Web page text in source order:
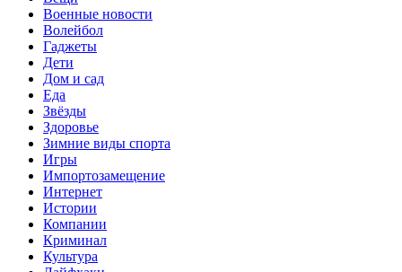
Военные новости
Волейбол
Гаджеты
Дети
Дом и сад
Еда
Звёзды
Здоровье
Зимние виды спорта
Игры
Импортозамещение
Интернет
Истории
Компании
Криминал
Культура